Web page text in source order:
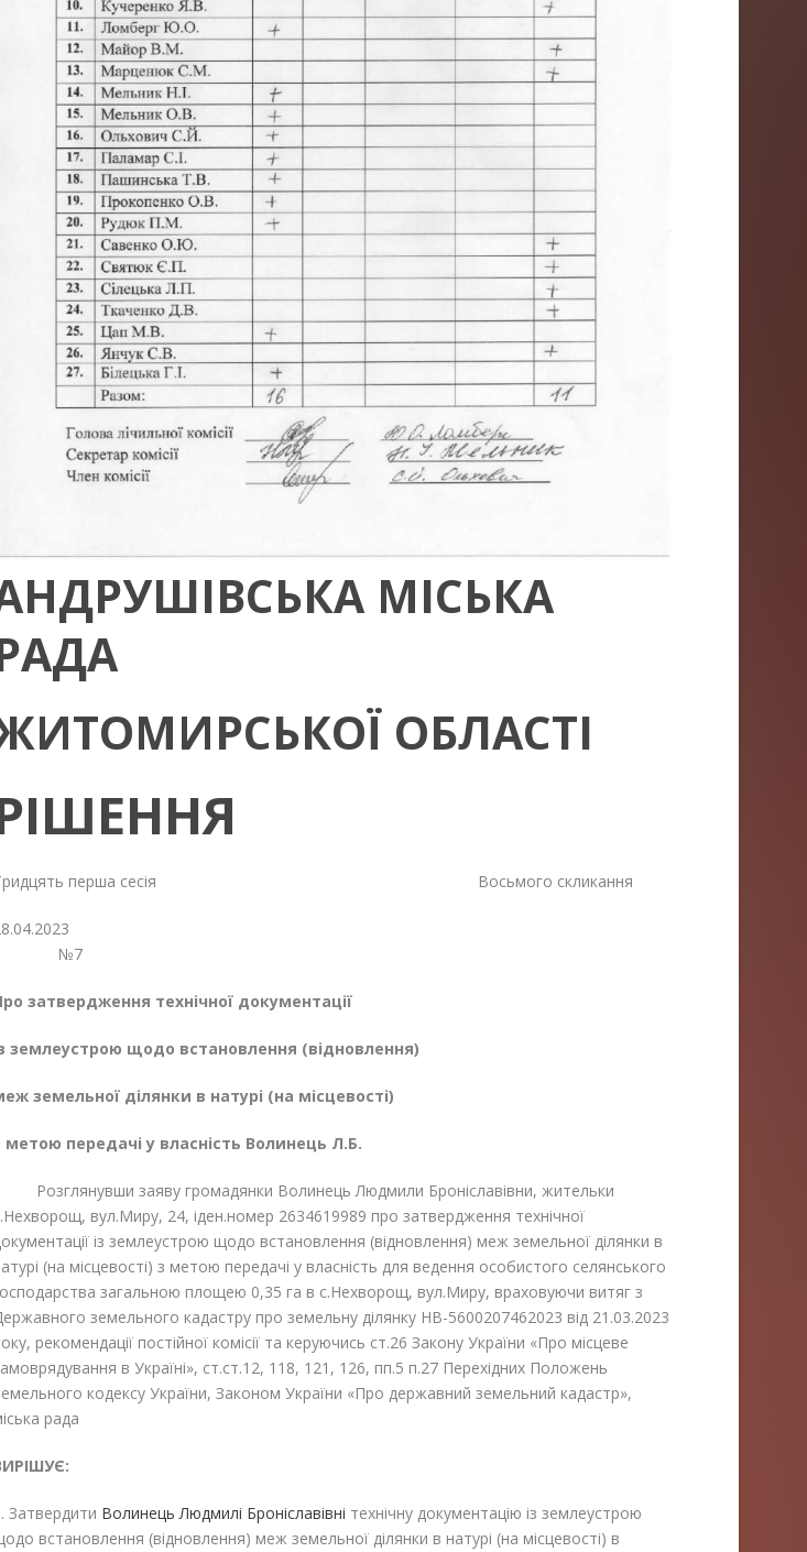
МІСЬКА
ОБЛАСТІ
перша сесія Восьмого скликання
№7
затвердження технічної документації
землеустрою щодо встановлення (відновлення)
земельної ділянки в натурі (на місцевості)
метою передачі у власність Волинець Л.Б.
Розглянувши заяву громадянки Волинець Людмили Броніславівни, жительки
вул.Миру, 24, іден.номер 2634619989 про затвердження технічної
із землеустрою щодо встановлення (відновлення) меж земельної ділянки в
(на місцевості) з метою передачі у власність для ведення особистого селянського
загальною площею 0,35 га в с.Нехворощ, вул.Миру, враховуючи витяг з
земельного кадастру про земельну ділянку НВ-5600207462023 від 21.03.2023
рекомендації постійної комісії та керуючись ст.26 Закону України «Про місцеве
в Україні», ст.ст.12, 118, 121, 126, пп.5 п.27 Перехідних Положень
кодексу України, Законом України «Про державний земельний кадастр»,
рада
Затвердити Волинець Людмилі Броніславівні технічну документацію із землеустрою
встановлення (відновлення) меж земельної ділянки в натурі (на місцевості) в